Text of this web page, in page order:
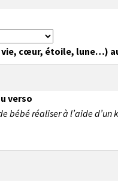
cœur, étoile, lune…)
verso
bébé réaliser à l’aide d’un